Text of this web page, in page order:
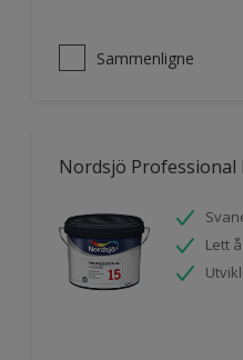
Sammenligne
Nordsjö Professional
Lett